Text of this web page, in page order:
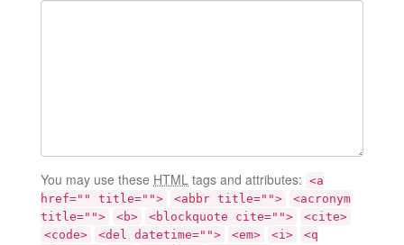
You may use these HTML tags and attributes: <a
href="" title="">
<abbr title="">
<acronym
title="">
<b> <blockquote cite="">
<cite>
<code>
<del datetime=""> <em> <i>
<q